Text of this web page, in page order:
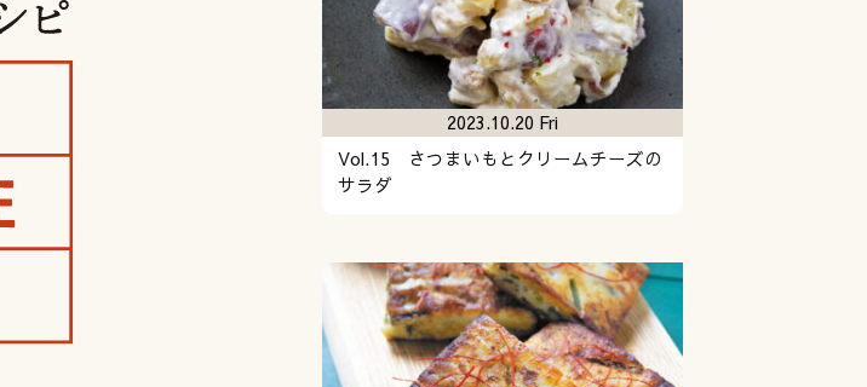
Vol.15 さつまいもとクリームチーズの
サラダ
2023.10.20 Fri